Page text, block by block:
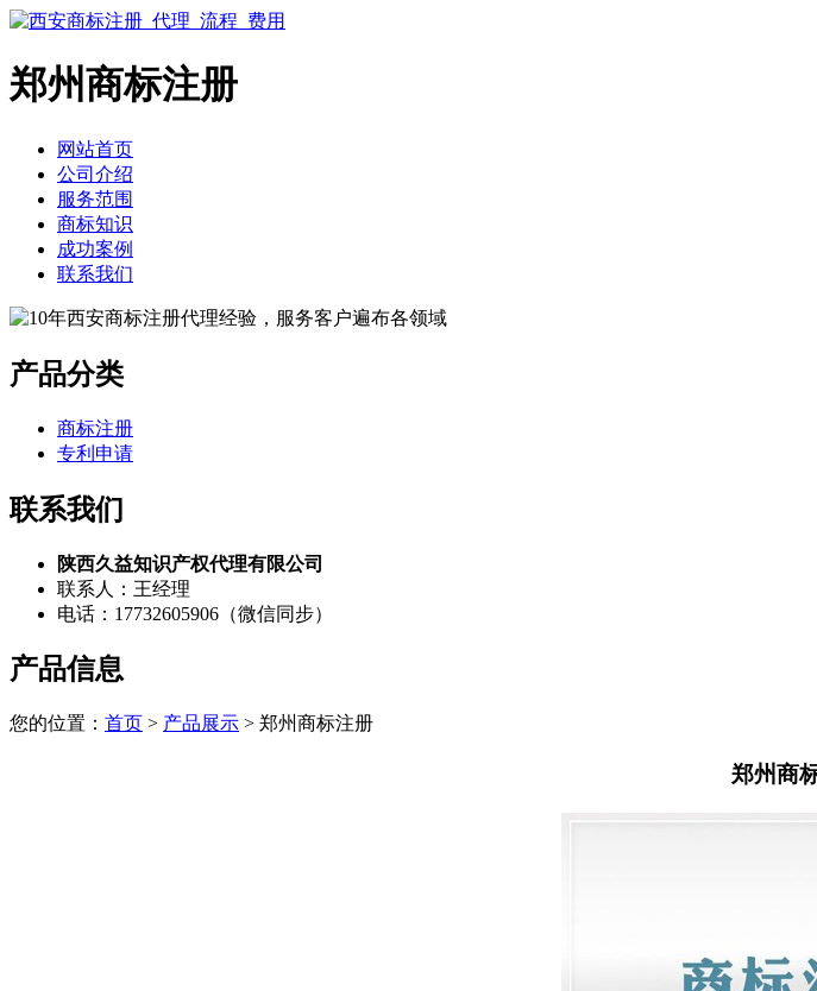
郑州商标注册
网站首页
公司介绍
服务范围
商标知识
成功案例
联系我们
产品分类
商标注册
专利申请
联系我们
陕西久益知识产权代理有限公司
联系人：王经理
电话：17732605906（微信同步）
产品信息
您的位置： 首页 > 产品展示 > 郑州商标注册
郑州商